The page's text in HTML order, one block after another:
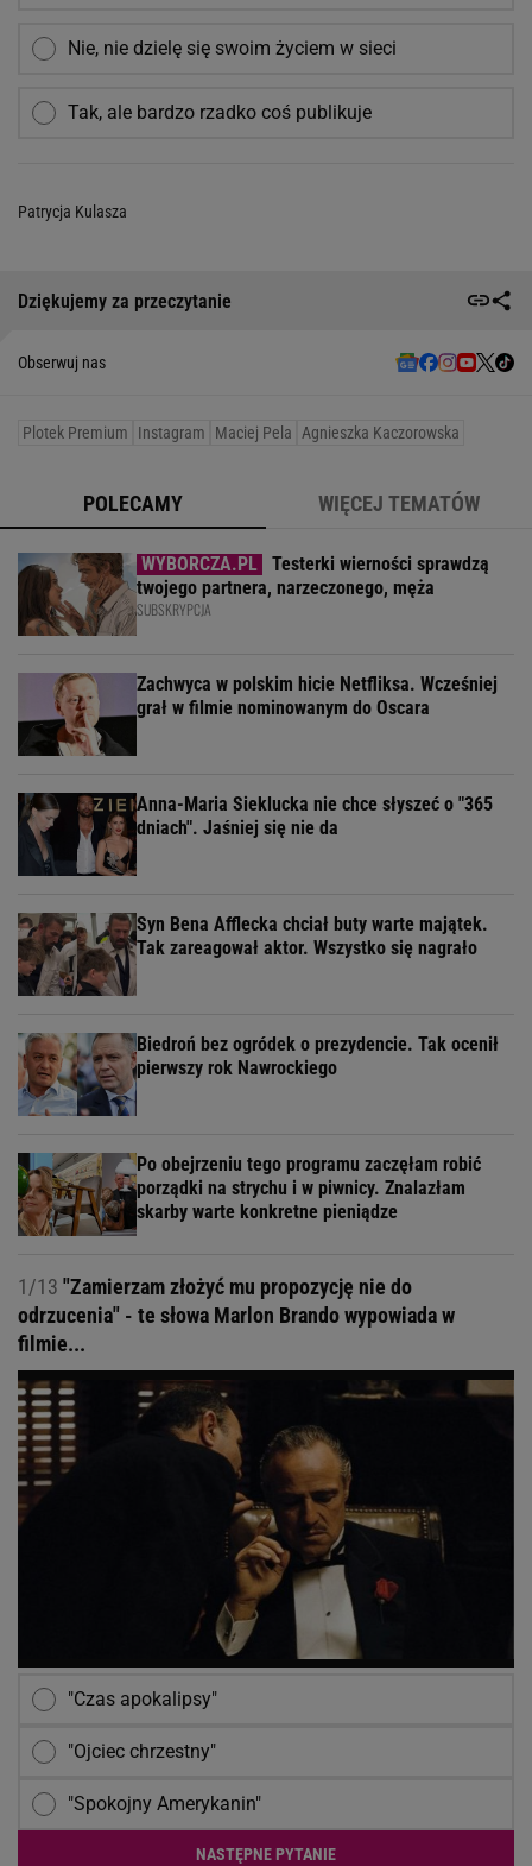
Nie, nie dzielę się swoim życiem w sieci
Tak, ale bardzo rzadko coś publikuje
Patrycja Kulasza
Dziękujemy za przeczytanie
Obserwuj nas
Plotek Premium Instagram Maciej Pela Agnieszka Kaczorowska
POLECAMY WIĘCEJ TEMATÓW
Testerki wierności sprawdzą
twojego partnera, narzeczonego, męża
SUBSKRYPCJA
Zachwyca w polskim hicie Netfliksa. Wcześniej
grał w filmie nominowanym do Oscara
Anna-Maria Sieklucka nie chce słyszeć o "365
dniach". Jaśniej się nie da
Syn Bena Afflecka chciał buty warte majątek.
Tak zareagował aktor. Wszystko się nagrało
Biedroń bez ogródek o prezydencie. Tak ocenił
pierwszy rok Nawrockiego
Po obejrzeniu tego programu zaczęłam robić
porządki na strychu i w piwnicy. Znalazłam
skarby warte konkretne pieniądze
1/13 "Zamierzam złożyć mu propozycję nie do
odrzucenia" - te słowa Marlon Brando wypowiada w
filmie...
"Czas apokalipsy"
"Ojciec chrzestny"
"Spokojny Amerykanin"
NASTĘPNE PYTANIE